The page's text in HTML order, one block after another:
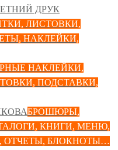
ДРУК
ЛИСТОВКИ,
НАКЛЕЙКИ,
НАКЛЕЙКИ,
ПОДСТАВКИ,
БРОШЮРЫ,
КНИГИ, МЕНЮ,
ОТЧЕТЫ, БЛОКНОТЫ…